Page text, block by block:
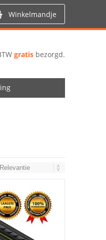
Winkelmandje
gratis bezorgd.